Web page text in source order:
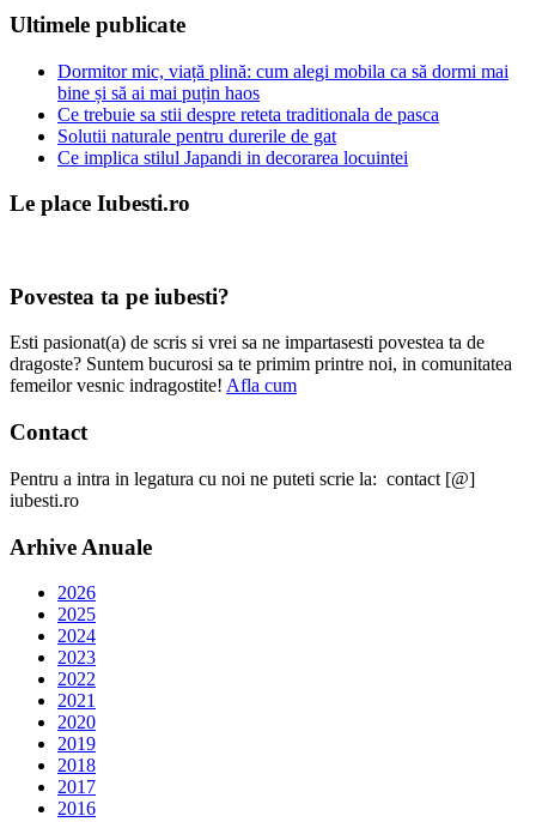
Ultimele publicate
Dormitor mic, viață plină: cum alegi mobila ca să dormi mai
bine și să ai mai puțin haos
Ce trebuie sa stii despre reteta traditionala de pasca
Solutii naturale pentru durerile de gat
Ce implica stilul Japandi in decorarea locuintei
Le place Iubesti.ro
Povestea ta pe iubesti?
Esti pasionat(a) de scris si vrei sa ne impartasesti povestea ta de
dragoste? Suntem bucurosi sa te primim printre noi, in comunitatea
femeilor vesnic indragostite! Afla cum
Contact
Pentru a intra in legatura cu noi ne puteti scrie la: contact [@]
iubesti.ro
Arhive Anuale
2026
2025
2024
2023
2022
2021
2020
2019
2018
2017
2016